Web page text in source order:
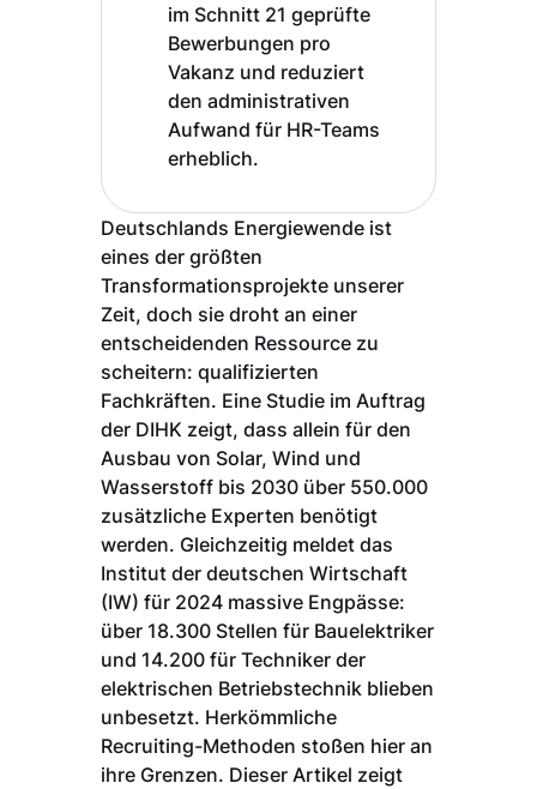
im Schnitt 21 geprüfte
Bewerbungen pro
Vakanz und reduziert
den administrativen
Aufwand für HR-Teams
erheblich.
Deutschlands Energiewende ist
eines der größten
Transformationsprojekte unserer
Zeit, doch sie droht an einer
entscheidenden Ressource zu
scheitern: qualifizierten
Fachkräften. Eine Studie im Auftrag
der DIHK zeigt, dass allein für den
Ausbau von Solar, Wind und
Wasserstoff bis 2030 über 550.000
zusätzliche Experten benötigt
werden. Gleichzeitig meldet das
Institut der deutschen Wirtschaft
(IW) für 2024 massive Engpässe:
über 18.300 Stellen für Bauelektriker
und 14.200 für Techniker der
elektrischen Betriebstechnik blieben
unbesetzt. Herkömmliche
Recruiting-Methoden stoßen hier an
ihre Grenzen. Dieser Artikel zeigt